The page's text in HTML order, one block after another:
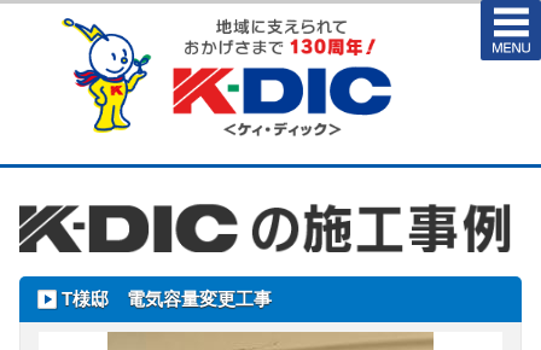
T様邸 電気容量変更工事